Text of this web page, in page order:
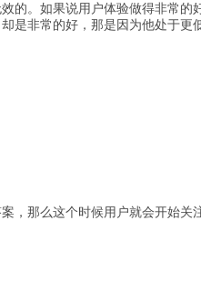
的。如果说用户体验做得非常的
是非常的好，那是因为他处于更
，那么这个时候用户就会开始关